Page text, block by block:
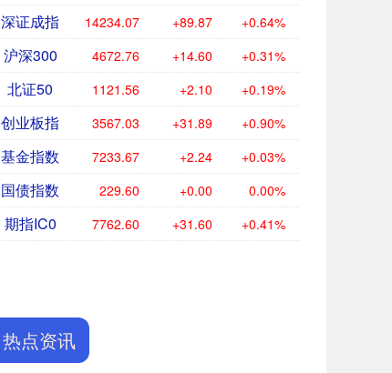
深证成指 14234.07 +89.87 +0.64%
沪深300 4672.76 +14.60 +0.31%
北证50 1121.56 +2.10 +0.19%
创业板指 3567.03 +31.89 +0.90%
基金指数 7233.67 +2.24 +0.03%
国债指数 229.60 +0.00 0.00%
期指IC0 7762.60 +31.60 +0.41%
热点资讯